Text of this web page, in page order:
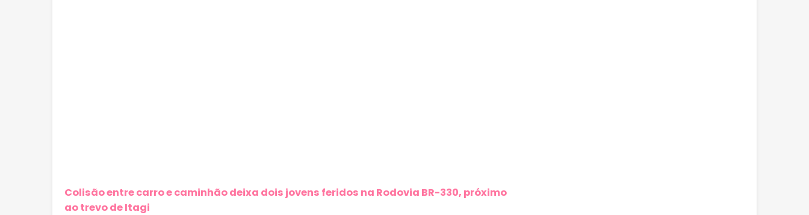
Colisão entre carro e caminhão deixa dois jovens feridos na Rodovia BR-330, próximo
ao trevo de Itagi